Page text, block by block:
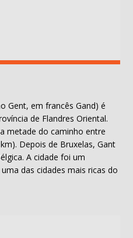
Gent, em francês Gand) é
de Flandres Oriental.
metade do caminho entre
Depois de Bruxelas, Gant
A cidade foi um
das cidades mais ricas do